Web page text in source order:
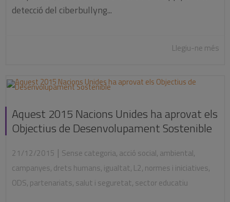
detecció del ciberbullyng...
Llegiu-ne més
Aquest 2015 Nacions Unides ha aprovat els
Objectius de Desenvolupament Sostenible
21/12/2015 | Sense categoria, acció social, ambiental,
campanyes, drets humans, igualtat, L2, normes i iniciatives,
ODS, partenariats, salut i seguretat, sector educatiu